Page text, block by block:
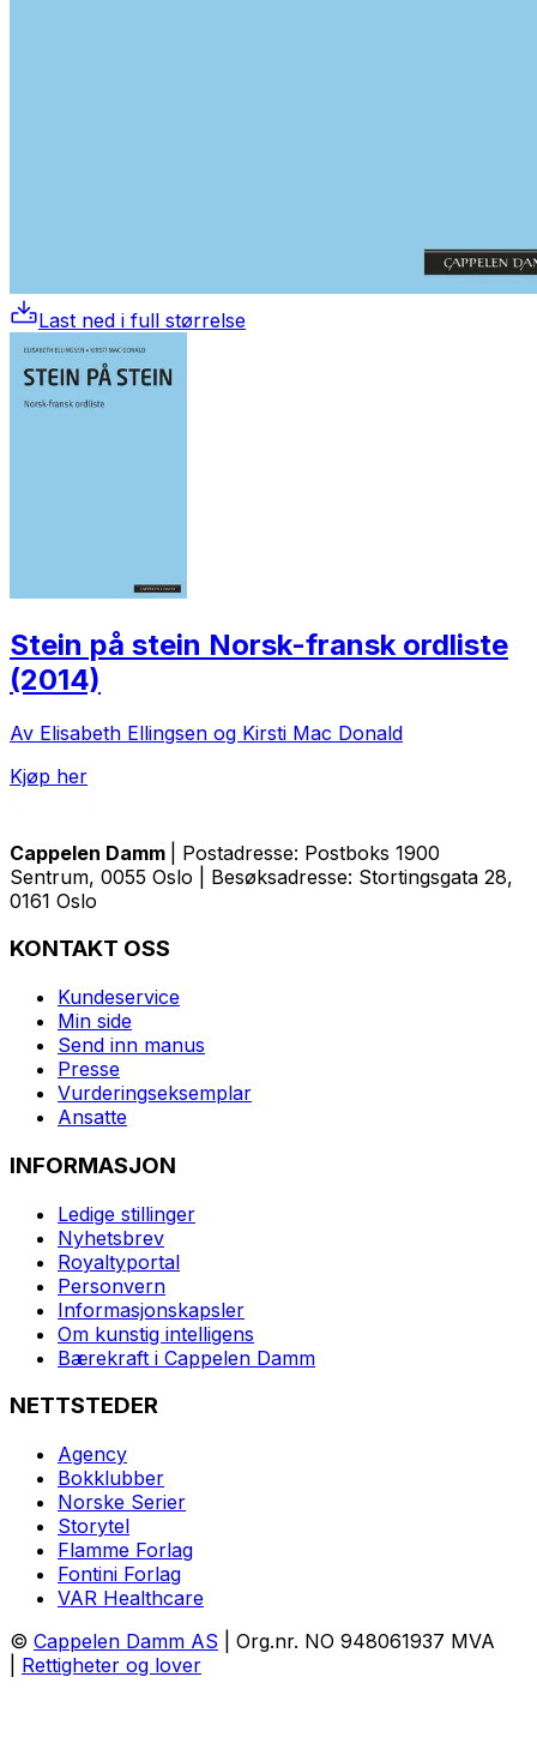
Last ned i full størrelse
Stein på stein Norsk-fransk ordliste
(2014)
Av Elisabeth Ellingsen og Kirsti Mac Donald
Kjøp her
Cappelen Damm
| Postadresse: Postboks 1900
Sentrum, 0055 Oslo | Besøksadresse: Stortingsgata 28,
0161 Oslo
KONTAKT OSS
Kundeservice
Min side
Send inn manus
Presse
Vurderingseksemplar
Ansatte
INFORMASJON
Ledige stillinger
Nyhetsbrev
Royaltyportal
Personvern
Informasjonskapsler
Om kunstig intelligens
Bærekraft i Cappelen Damm
NETTSTEDER
Agency
Bokklubber
Norske Serier
Storytel
Flamme Forlag
Fontini Forlag
VAR Healthcare
© Cappelen Damm AS | Org.nr. NO 948061937 MVA
Rettigheter og lover